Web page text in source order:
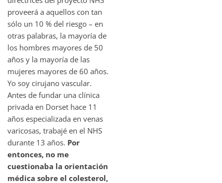
proveerá a aquellos con tan
sólo un 10 % del riesgo – en
otras palabras, la mayoría de
los hombres mayores de 50
años y la mayoría de las
mujeres mayores de 60 años.
Yo soy cirujano vascular.
Antes de fundar una clínica
privada en Dorset hace 11
años especializada en venas
varicosas, trabajé en el NHS
durante 13 años. Por
entonces, no me
cuestionaba la orientación
médica sobre el colesterol,